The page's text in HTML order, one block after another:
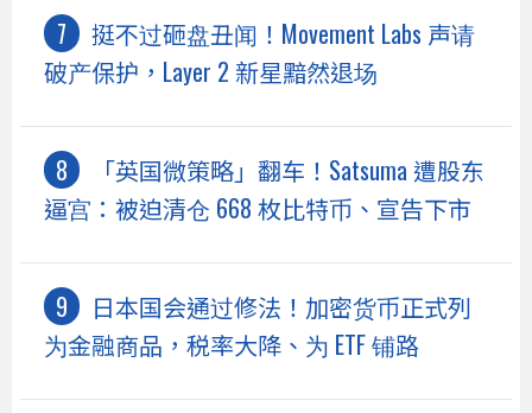
挺不过砸盘丑闻！Movement Labs 声请
破产保护，Layer 2 新星黯然退场
「英国微策略」翻车！Satsuma 遭股东
逼宫：被迫清仓 668 枚比特币、宣告下市
日本国会通过修法！加密货币正式列
为金融商品，税率大降、为 ETF 铺路